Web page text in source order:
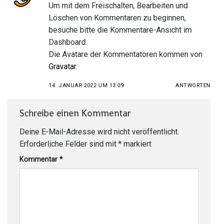
Um mit dem Freischalten, Bearbeiten und
Löschen von Kommentaren zu beginnen,
besuche bitte die Kommentare-Ansicht im
Dashboard.
Die Avatare der Kommentatoren kommen von
Gravatar.
14. JANUAR 2022 UM 13:09 ANTWORTEN
Schreibe einen Kommentar
Deine E-Mail-Adresse wird nicht veröffentlicht.
Erforderliche Felder sind mit * markiert
Kommentar *